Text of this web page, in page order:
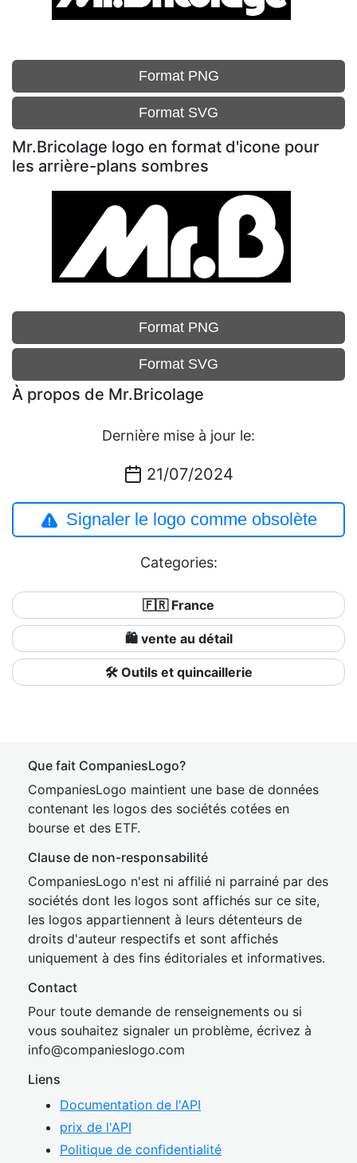
Format PNG
Format SVG
Mr.Bricolage logo en format d'icone pour
les arrière-plans sombres
Format PNG
Format SVG
À propos de Mr.Bricolage
Dernière mise à jour le:
21/07/2024
Signaler le logo comme obsolète
Categories:
🇫🇷 France
🛍️ vente au détail
🛠️ Outils et quincaillerie
Que fait CompaniesLogo?
CompaniesLogo maintient une base de données
contenant les logos des sociétés cotées en
bourse et des ETF.
Clause de non-responsabilité
CompaniesLogo n'est ni affilié ni parrainé par des
sociétés dont les logos sont affichés sur ce site,
les logos appartiennent à leurs détenteurs de
droits d'auteur respectifs et sont affichés
uniquement à des fins éditoriales et informatives.
Contact
Pour toute demande de renseignements ou si
vous souhaitez signaler un problème, écrivez à
info@companieslogo.com
Liens
Documentation de l'API
prix de l'API
Politique de confidentialité